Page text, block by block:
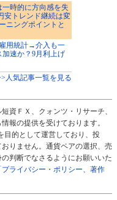
時的に方向感を失
安トレンド継続は変
ニングポイントと
用統計→介入も一
速か？9月利上げ
人気記事一覧を見る
資ＦＸ、クォンツ・リサーチ、
報の提供を受けております。
目的として運営しており、投
りません。通貨ペアの選択、売
判断でなさるようにお願いいた
プライバシー・ポリシー、著作